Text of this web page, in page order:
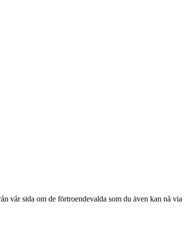
vår sida om de förtroendevalda som du även kan nå via